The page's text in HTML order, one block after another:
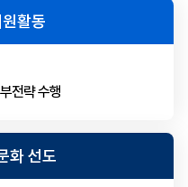
활동
전략 수행
화 선도